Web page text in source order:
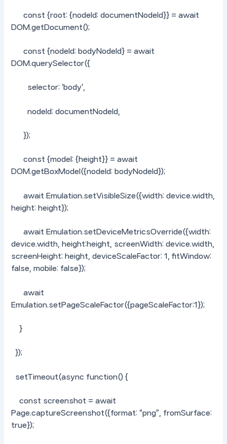
const {root: {nodeId: documentNodeId}} = await
DOM.getDocument();
const {nodeId: bodyNodeId} = await
DOM.querySelector({
selector: ‘body’,
nodeId: documentNodeId,
});
const {model: {height}} = await
DOM.getBoxModel({nodeId: bodyNodeId});
await Emulation.setVisibleSize({width: device.width,
height: height});
await Emulation.setDeviceMetricsOverride({width:
device.width, height:height, screenWidth: device.width,
screenHeight: height, deviceScaleFactor: 1, fitWindow:
false, mobile: false});
await
Emulation.setPageScaleFactor({pageScaleFactor:1});
}
});
setTimeout(async function() {
const screenshot = await
Page.captureScreenshot({format: “png”, fromSurface:
true});